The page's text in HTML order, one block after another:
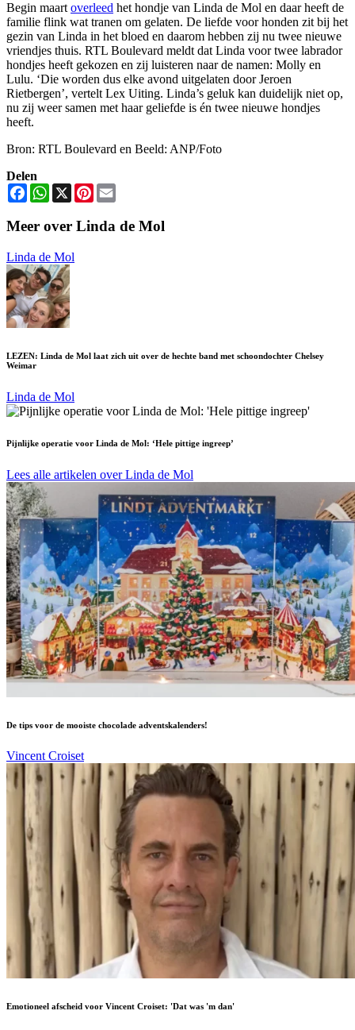
Begin maartoverleed het hondje van Linda de Mol en daar heeft de
familie flink wat tranen om gelaten. De liefde voor honden zit bij het
gezin van Linda in het bloed en daarom hebben zij nu twee nieuwe
vriendjes thuis. RTL Boulevard meldt dat Linda voor twee labrador
hondjes heeft gekozen en zij luisteren naar de namen: Molly en
Lulu. ‘Die worden dus elke avond uitgelaten door Jeroen
Rietbergen’, vertelt Lex Uiting. Linda’s geluk kan duidelijk niet op,
nu zij weer samen met haar geliefde is én twee nieuwe hondjes
heeft.
Bron: RTL Boulevard en Beeld: ANP/Foto
Delen
FacebookWhatsApp
X Pinterest
Meer over Linda de Mol
Linda de Mol
LEZEN: Linda de Mol laat zich uit over de hechte band met schoondochter Chelsey
Weimar
Linda de Mol
Pijnlijke operatie voor Linda de Mol: ‘Hele pittige ingreep’
Lees alle artikelen over Linda de Mol
De tips voor de mooiste chocolade adventskalenders!
Vincent Croiset
Emotioneel afscheid voor Vincent Croiset: 'Dat was 'm dan'